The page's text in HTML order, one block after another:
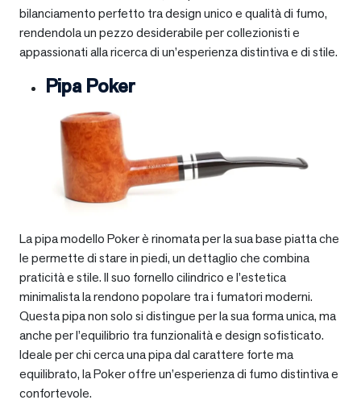
bilanciamento perfetto tra design unico e qualità di fumo,
rendendola un pezzo desiderabile per collezionisti e
appassionati alla ricerca di un’esperienza distintiva e di stile.
Pipa Poker
La pipa modello Poker è rinomata per la sua base piatta che
le permette di stare in piedi, un dettaglio che combina
praticità e stile. Il suo fornello cilindrico e l’estetica
minimalista la rendono popolare tra i fumatori moderni.
Questa pipa non solo si distingue per la sua forma unica, ma
anche per l’equilibrio tra funzionalità e design sofisticato.
Ideale per chi cerca una pipa dal carattere forte ma
equilibrato, la Poker offre un’esperienza di fumo distintiva e
confortevole.